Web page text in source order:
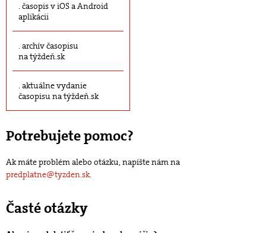
časopis v iOS a Android
aplikácii
archív časopisu
na týždeň.sk
aktuálne vydanie
časopisu na týždeň.sk
Potrebujete pomoc?
Ak máte problém alebo otázku, napíšte nám na
predplatne@tyzden.sk.
Časté otázky